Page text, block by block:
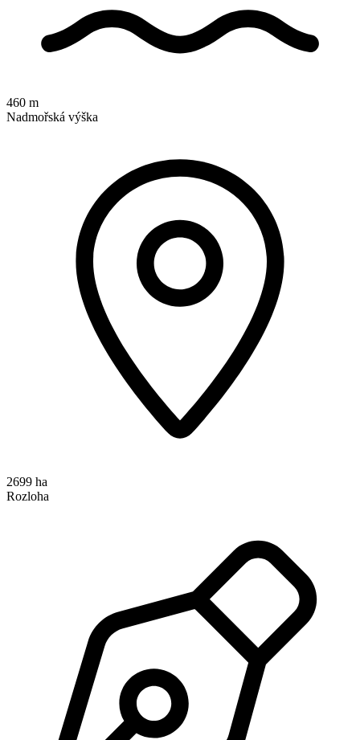
460 m
Nadmořská výška
2699 ha
Rozloha